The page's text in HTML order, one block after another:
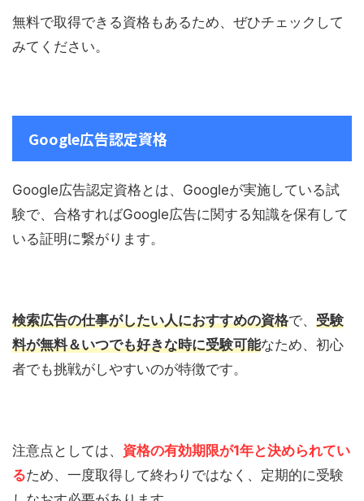
無料で取得できる資格もあるため、ぜひチェックして
みてください。
Google広告認定資格
Google広告認定資格とは、Googleが実施している試
験で、合格すればGoogle広告に関する知識を保有して
いる証明に繋がります。
検索広告の仕事がしたい人におすすめの資格で、 受験
料が無料＆いつでも好きな時に受験可能なため、初心
者でも挑戦がしやすいのが特徴です。
注意点としては、 資格の有効期限が1年と決められてい
るため、一度取得して終わりではなく、定期的に受験